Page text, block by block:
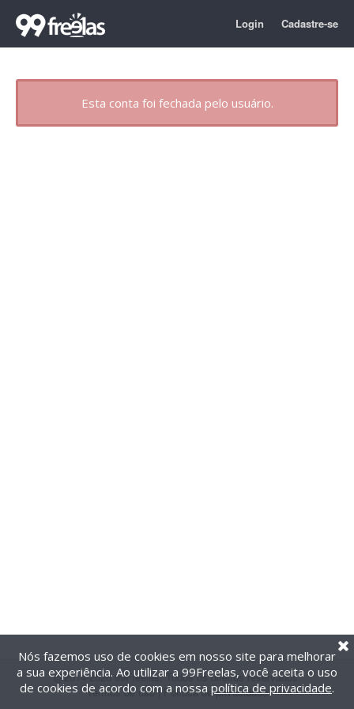
Login Cadastre-se
Esta conta foi fechada pelo usuário.
@2014-2026 99Freelas. Todos os direitos reservados.
Termos de uso| Política de privacidade
Nós fazemos uso de cookies em nosso site para melhorar
a sua experiência. Ao utilizar a 99Freelas, você aceita o uso
de cookies de acordo com a nossa política de privacidade.